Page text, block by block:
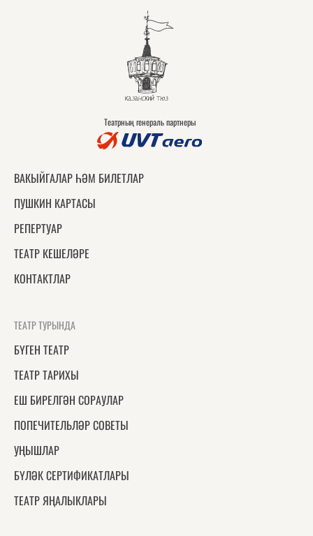
Театрның генераль партнеры
ВАКЫЙГАЛАР ҺӘМ БИЛЕТЛАР
ПУШКИН КАРТАСЫ
РЕПЕРТУАР
ТЕАТР КЕШЕЛӘРЕ
КОНТАКТЛАР
ТЕАТР ТУРЫНДА
БҮГЕН ТЕАТР
ТЕАТР ТАРИХЫ
ЕШ БИРЕЛГӘН СОРАУЛАР
ПОПЕЧИТЕЛЬЛӘР СОВЕТЫ
УҢЫШЛАР
БҮЛӘК СЕРТИФИКАТЛАРЫ
ТЕАТР ЯҢАЛЫКЛАРЫ